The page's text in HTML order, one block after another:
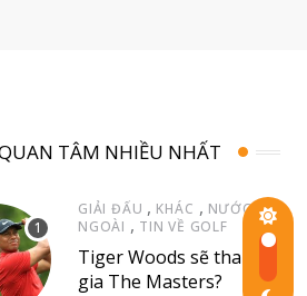
TÂM NHIỀU NHẤT
GIẢI ĐẤU , KHÁC , NƯỚC
NGOÀI , TIN VỀ GOLF
Tiger Woods sẽ tham
gia The Masters?